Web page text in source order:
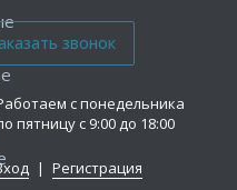
с понедельника
пятницу с 9:00 до 18:00
| Регистрация